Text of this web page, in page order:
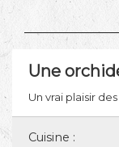
Une
Un vrai plaisir
Cuisine :